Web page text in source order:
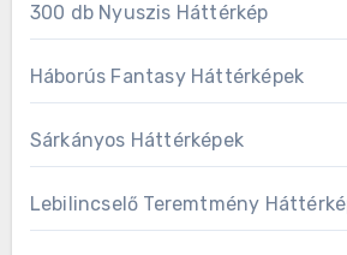
300 db Nyuszis Háttérkép
Háborús Fantasy Háttérképek
Sárkányos Háttérképek
Lebilincselő Teremtmény